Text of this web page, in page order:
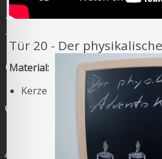
Tür 20 - Der
Material:
Kerze